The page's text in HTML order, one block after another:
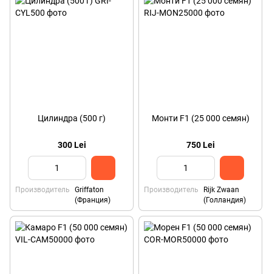
Цилиндра (500 г)
300 Lei
Производитель
Griffaton
(Франция)
Монти F1 (25 000 семян)
750 Lei
Производитель
Rijk Zwaan
(Голландия)